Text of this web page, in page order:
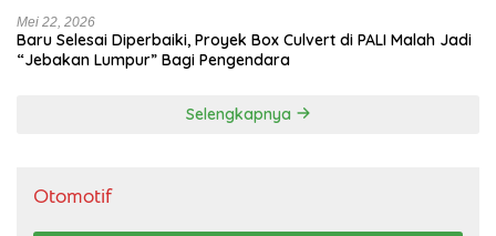
Mei 22, 2026
Baru Selesai Diperbaiki, Proyek Box Culvert di PALI Malah Jadi
“Jebakan Lumpur” Bagi Pengendara
Selengkapnya
Otomotif